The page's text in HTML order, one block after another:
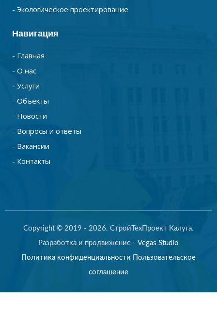
- Экологическое проектирование
Навигация
- Главная
- О нас
- Услуги
- Объекты
- Новости
- Вопросы и ответы
- Вакансии
- Контакты
Copyright © 2019 - 2026. СтройТехПроект Калуга.
Разработка и продвижение - Vegas Studio
Политика конфиденциальности
Пользовательское
соглашение